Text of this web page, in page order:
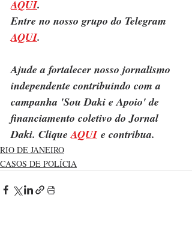
AQUI.
Entre no nosso grupo do Telegram
AQUI.
Ajude a fortalecer nosso jornalismo
independente contribuindo com a
campanha 'Sou Daki e Apoio' de
financiamento coletivo do Jornal
Daki. Clique AQUI e contribua.
RIO DE JANEIRO
CASOS DE POLÍCIA